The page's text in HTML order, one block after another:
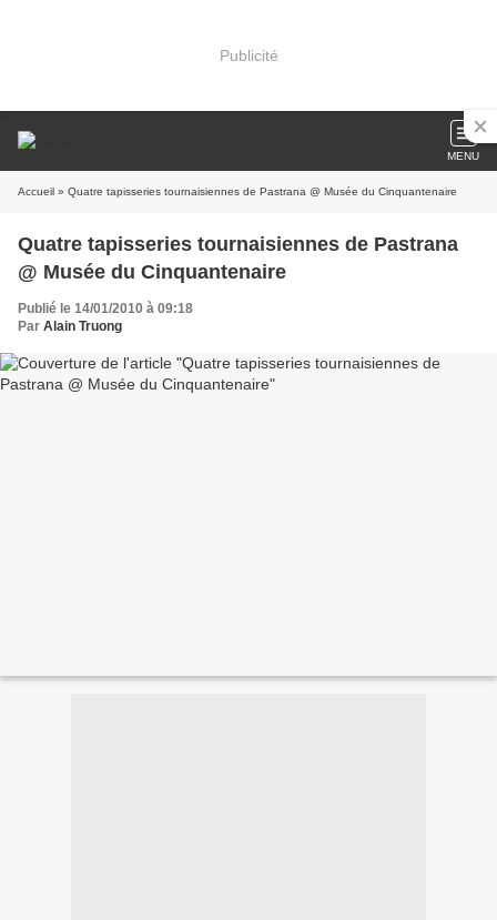
Publicité
MENU
Accueil » Quatre tapisseries tournaisiennes de Pastrana @ Musée du Cinquantenaire
Quatre tapisseries tournaisiennes de Pastrana
@ Musée du Cinquantenaire
Publié le 14/01/2010 à 09:18
Par Alain Truong